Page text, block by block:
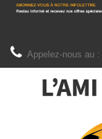
Appelez-nous au :